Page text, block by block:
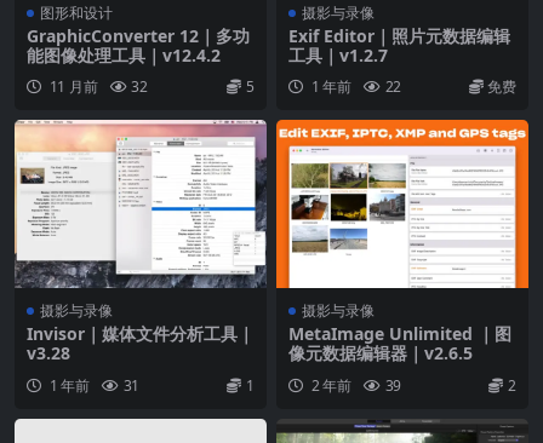
图形和设计
GraphicConverter 12｜多功
能图像处理工具｜v12.4.2
11 月前 32 5
摄影与录像
Exif Editor｜照片元数据编辑
工具｜v1.2.7
1 年前 22 免费
摄影与录像
Invisor｜媒体文件分析工具｜
v3.28
1 年前 31 1
摄影与录像
MetaImage Unlimited ｜图
像元数据编辑器｜v2.6.5
2 年前 39 2